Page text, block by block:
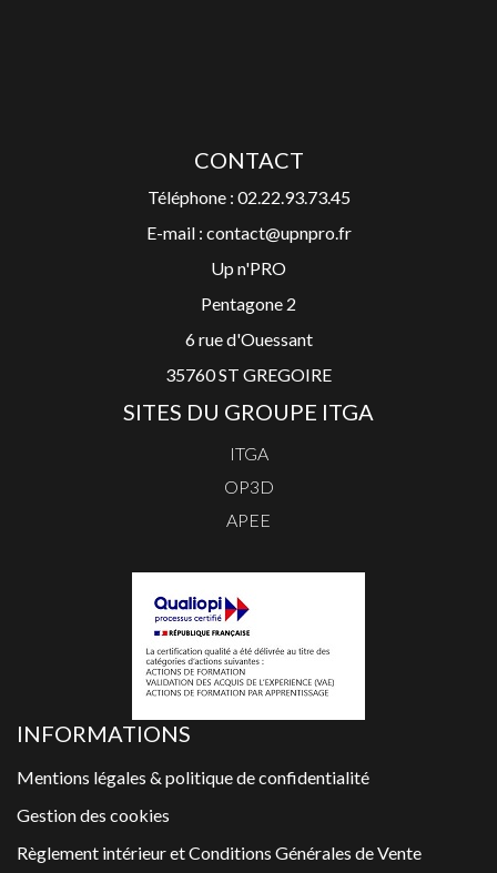
CONTACT
Téléphone : 02.22.93.73.45
E-mail : contact@upnpro.fr
Up n'PRO
Pentagone 2
6 rue d'Ouessant
35760 ST GREGOIRE
SITES DU GROUPE ITGA
ITGA
OP3D
APEE
INFORMATIONS
Mentions légales & politique de confidentialité
Gestion des cookies
Règlement intérieur et Conditions Générales de Vente